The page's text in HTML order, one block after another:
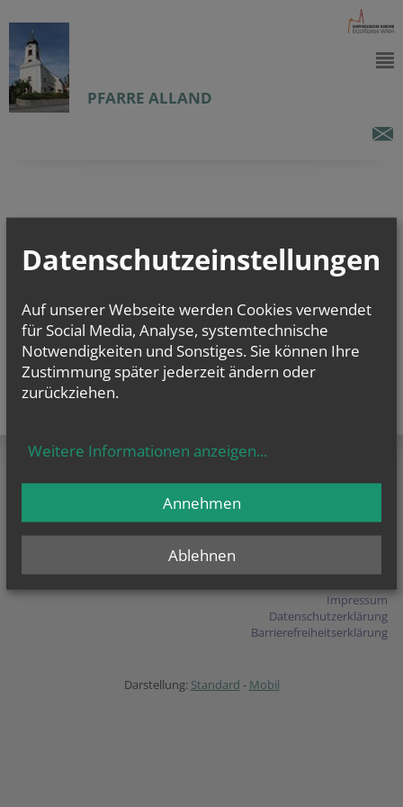
PFARRE ALLAND
Heiligenkreuzerstr. 1
2534 Alland
Impressum
Datenschutzerklärung
Barrierefreiheitserklärung
Darstellung: Standard - Mobil
Datenschutzeinstellungen
Auf unserer Webseite werden Cookies verwendet
für Social Media, Analyse, systemtechnische
Notwendigkeiten und Sonstiges. Sie können Ihre
Zustimmung später jederzeit ändern oder
zurückziehen.
Weitere Informationen anzeigen...
Ablehnen
Annehmen